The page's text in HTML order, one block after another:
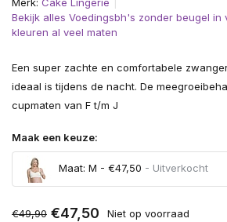
Bekijk alles Voedingsbh's zonder beugel in
kleuren al veel maten
Een super zachte en comfortabele
ideaal is tijdens de nacht. De
cupmaten van F t/m J
Maak een keuze:
Maat: M - €47,50 - Uitverkocht
€49,90 €47,50 Niet op voorraad